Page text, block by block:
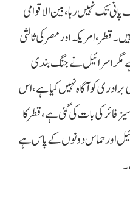
تک نہیں رہا، بین الاقوامی
قطر، امریکہ اور مصر کی ثالثی
مگر اسرائیل نے جنگ بندی
کو آگاہ نہیں کیا ہے، اس
فائر کی بات کی گئی ہے، قطر کا
اور حماس دونوں کے پاس ہے